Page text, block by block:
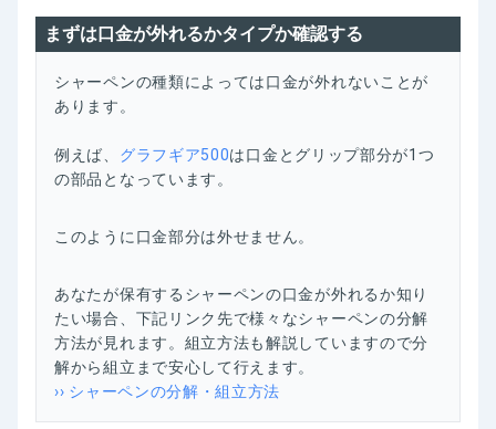
まずは口金が外れるかタイプか確認する
シャーペンの種類によっては口金が外れないことが
あります。
例えば、 グラフギア500は口金とグリップ部分が1つ
の部品となっています。
このように口金部分は外せません。
あなたが保有するシャーペンの口金が外れるか知り
たい場合、下記リンク先で様々なシャーペンの分解
方法が見れます。組立方法も解説していますので分
解から組立まで安心して行えます。
›› シャーペンの分解・組立方法